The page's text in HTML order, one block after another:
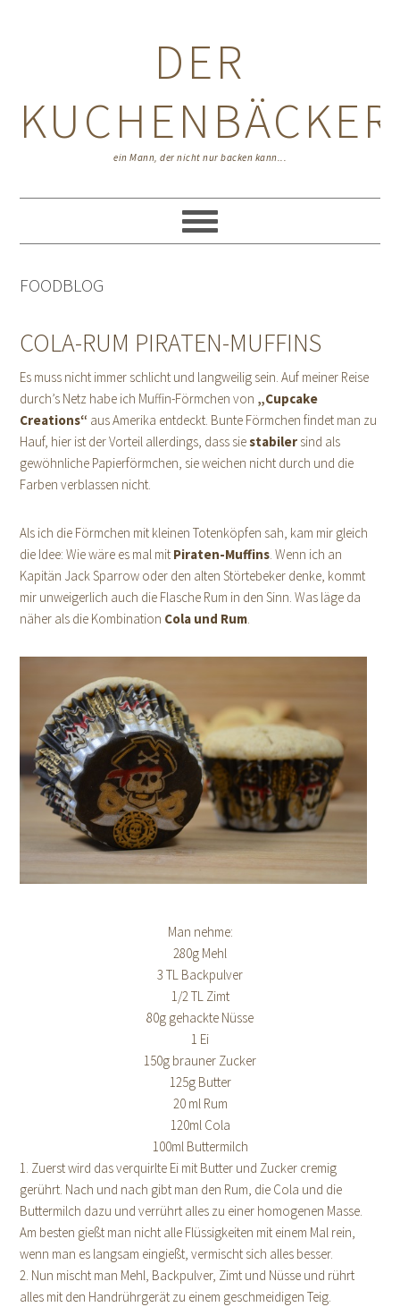
DER
KUCHENBÄCKER
ein Mann, der nicht nur backen kann...
FOODBLOG
COLA-RUM PIRATEN-MUFFINS
Es muss nicht immer schlicht und langweilig sein. Auf meiner Reise
durch’s Netz habe ich Muffin-Förmchen von „Cupcake
Creations“ aus Amerika entdeckt. Bunte Förmchen findet man zu
Hauf, hier ist der Vorteil allerdings, dass siestabiler sind als
gewöhnliche Papierförmchen, sie weichen nicht durch und die
Farben verblassen nicht.
Als ich die Förmchen mit kleinen Totenköpfen sah, kam mir gleich
die Idee: Wie wäre es mal mit Piraten-Muffins. Wenn ich an
Kapitän Jack Sparrow oder den alten Störtebeker denke, kommt
mir unweigerlich auch die Flasche Rum in den Sinn. Was läge da
näher als die Kombination Cola und Rum.
Man nehme:
280g Mehl
3 TL Backpulver
1/2 TL Zimt
80g gehackte Nüsse
1 Ei
150g brauner Zucker
125g Butter
20 ml Rum
120ml Cola
100ml Buttermilch
1. Zuerst wird das verquirlte Ei mit Butter und Zucker cremig
gerührt. Nach und nach gibt man den Rum, die Cola und die
Buttermilch dazu und verrührt alles zu einer homogenen Masse.
Am besten gießt man nicht alle Flüssigkeiten mit einem Mal rein,
wenn man es langsam eingießt, vermischt sich alles besser.
2. Nun mischt man Mehl, Backpulver, Zimt und Nüsse und rührt
alles mit den Handrührgerät zu einem geschmeidigen Teig.